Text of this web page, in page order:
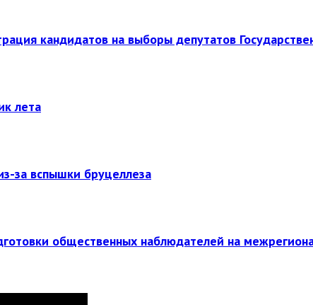
кандидатов на выборы депутатов
лета
за вспышки бруцеллеза
общественных наблюдателей на